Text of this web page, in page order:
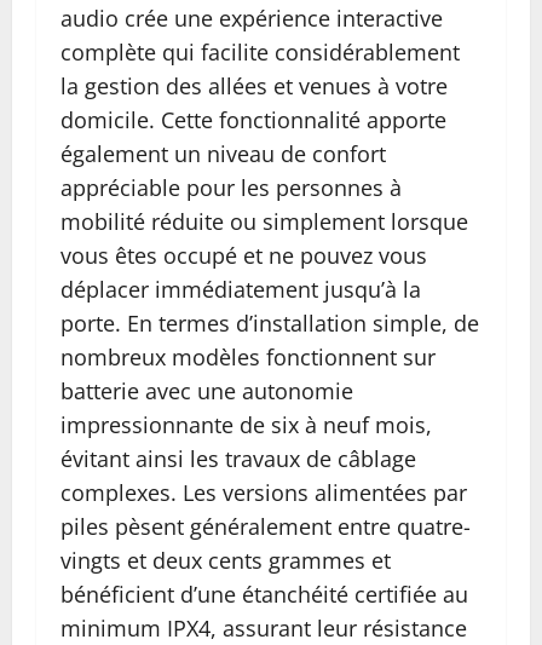
audio crée une expérience interactive
complète qui facilite considérablement
la gestion des allées et venues à votre
domicile. Cette fonctionnalité apporte
également un niveau de confort
appréciable pour les personnes à
mobilité réduite ou simplement lorsque
vous êtes occupé et ne pouvez vous
déplacer immédiatement jusqu’à la
porte. En termes d’installation simple, de
nombreux modèles fonctionnent sur
batterie avec une autonomie
impressionnante de six à neuf mois,
évitant ainsi les travaux de câblage
complexes. Les versions alimentées par
piles pèsent généralement entre quatre-
vingts et deux cents grammes et
bénéficient d’une étanchéité certifiée au
minimum IPX4, assurant leur résistance